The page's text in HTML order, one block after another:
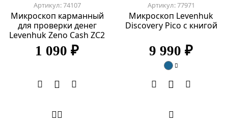
Артикул: 74107
Микроскоп карманный
для проверки денег
Levenhuk Zeno Cash ZC2
1 090 ₽
Артикул: 77971
Микроскоп Levenhuk
Discovery Pico с книгой
9 990 ₽